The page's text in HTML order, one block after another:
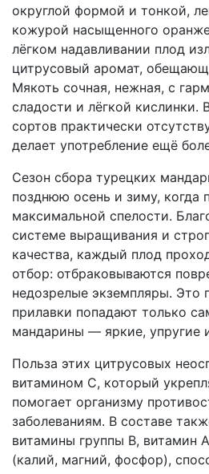
округлой формой и тонкой,
кожурой насыщенного
лёгком надавливании плод
цитрусовый аромат,
Мякоть сочная, нежная, с
сладости и лёгкой кислинки.
сортов практически
делает употребление ещё
Сезон сбора турецких
позднюю осень и зиму, когда
максимальной спелости.
системе выращивания и
качества, каждый плод
отбор: отбраковываются
недозрелые экземпляры. Это
прилавки попадают только
мандарины — яркие, упругие
Польза этих цитрусовых
витамином C, который
помогает организму
заболеваниям. В составе
витамины группы B, витамин
(калий, магний, фосфор),